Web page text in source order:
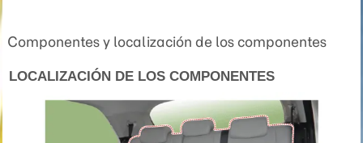
Componentes y localización de los componentes
LOCALIZACIÓN DE LOS COMPONENTES